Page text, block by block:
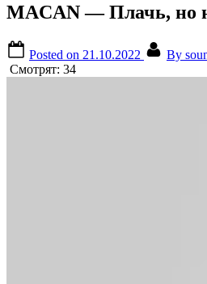
MACAN — Плачь, но
Posted on 21.10.2022 By
Смотрят: 34